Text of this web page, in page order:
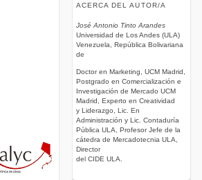
ACERCA DEL AUTOR/A
José Antonio Tinto Arandes
Universidad de Los Andes (ULA)
Venezuela, República Bolivariana
de
Doctor en Marketing, UCM Madrid,
Postgrado en Comercialización e
Investigación de Mercado UCM
Madrid, Experto en Creatividad
y Liderazgo, Lic. En
Administración y Lic. Contaduría
Pública ULA, Profesor Jefe de la
cátedra de Mercadotecnia ULA,
Director
del CIDE ULA.